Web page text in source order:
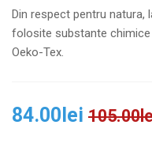
Din respect pentru
folosite substante
Oeko-Tex.
84.00 lei 105.00